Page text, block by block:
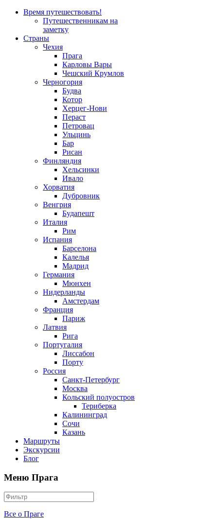
Время путешествовать!
Путешественникам на
заметку
Страны
Чехия
Прага
Карловы Вары
Чешский Крумлов
Черногория
Будва
Котор
Херцег-Нови
Пераст
Петровац
Ульцинь
Бар
Рисан
Финляндия
Хельсинки
Ивало
Хорватия
Дубровник
Венгрия
Будапешт
Италия
Рим
Испания
Барселона
Калелья
Мадрид
Германия
Мюнхен
Нидерланды
Амстердам
Франция
Париж
Латвия
Рига
Португалия
Лиссабон
Порту
Россия
Санкт-Петербург
Москва
Кольский полуостров
Териберка
Калининград
Сочи
Казань
Маршруты
Экскурсии
Блог
Меню Прага
Все о Праге